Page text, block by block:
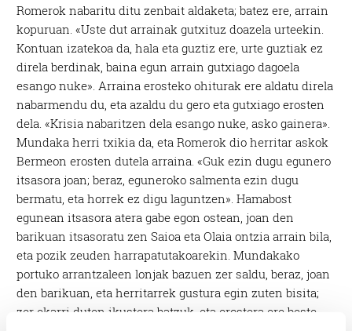
Romerok nabaritu ditu zenbait aldaketa; batez ere, arrain
kopuruan. «Uste dut arrainak gutxituz doazela urteekin.
Kontuan izatekoa da, hala eta guztiz ere, urte guztiak ez
direla berdinak, baina egun arrain gutxiago dagoela
esango nuke». Arraina erosteko ohiturak ere aldatu direla
nabarmendu du, eta azaldu du gero eta gutxiago erosten
dela. «Krisia nabaritzen dela esango nuke, asko gainera».
Mundaka herri txikia da, eta Romerok dio herritar askok
Bermeon erosten dutela arraina. «Guk ezin dugu egunero
itsasora joan; beraz, eguneroko salmenta ezin dugu
bermatu, eta horrek ez digu laguntzen». Hamabost
egunean itsasora atera gabe egon ostean, joan den
barikuan itsasoratu zen Saioa eta Olaia ontzia arrain bila,
eta pozik zeuden harrapatutakoarekin. Mundakako
portuko arrantzaleen lonjak bazuen zer saldu, beraz, joan
den barikuan, eta herritarrek gustura egin zuten bisita;
zer ekarri duten ikustera batzuk, eta erostera ere beste